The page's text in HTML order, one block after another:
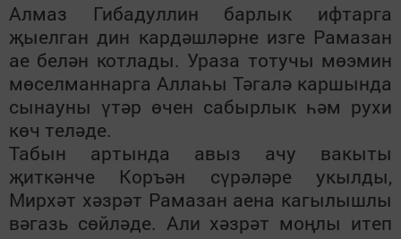
Алмаз Гибадуллин барлык ифтарга
җыелган дин кардәшләрне изге Рамазан
ае белән котлады. Ураза тотучы мөэмин
мөселманнарга Аллаһы Тәгалә каршында
сынауны үтәр өчен сабырлык һәм рухи
көч теләде.
Табын артында авыз ачу вакыты
җиткәнче Коръән сүрәләре укылды,
Мирхәт хәзрәт Рамазан аена кагылышлы
вәгазь сөйләде. Али хәзрәт моңлы итеп